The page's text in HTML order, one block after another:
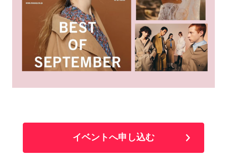
イベントへ申し込む